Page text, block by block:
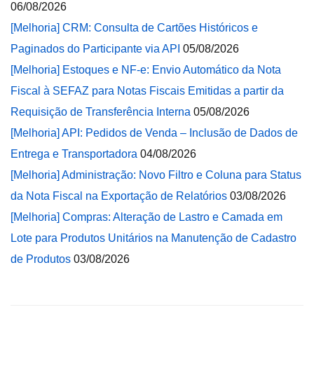
06/08/2026
[Melhoria] CRM: Consulta de Cartões Históricos e
Paginados do Participante via API 05/08/2026
[Melhoria] Estoques e NF-e: Envio Automático da Nota
Fiscal à SEFAZ para Notas Fiscais Emitidas a partir da
Requisição de Transferência Interna 05/08/2026
[Melhoria] API: Pedidos de Venda – Inclusão de Dados de
Entrega e Transportadora 04/08/2026
[Melhoria] Administração: Novo Filtro e Coluna para Status
da Nota Fiscal na Exportação de Relatórios 03/08/2026
[Melhoria] Compras: Alteração de Lastro e Camada em
Lote para Produtos Unitários na Manutenção de Cadastro
de Produtos 03/08/2026